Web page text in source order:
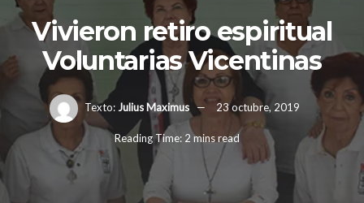
Vivieron retiro espiritual
Voluntarias Vicentinas
Texto: Julius Maximus 23 octubre, 2019
Reading Time: 2 mins read